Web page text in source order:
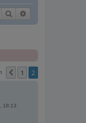
Zoek
Vorige
1 2
18:13